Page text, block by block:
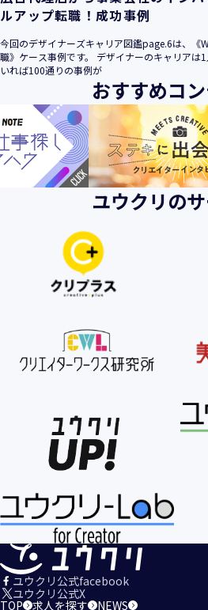
当社サービスにおいて、自ら入力
取得・収集させていただきます。
・電子メール、郵便、書面、電話
させていただく方法
当社に対し、電子メール、郵便、
て、ご提供いただいた個人情報を
いただきます。
・当社等へアクセスされた際に情
す。これらの情報には、利用される
話の種類、IPアドレスなどの情報
【個人情報の利用目的の公表】
当社は、個人情報を次の利用目的の
第１項及びJISQ15001:2017の附属
＜個人情報の利用目的＞
１．当社のサービスを提供するため
２．当社のサービスを安心・安全
備のため
３．当社のサービスの運営・管理の
４．当社のサービスに関するご案
５．当社、その他当社のサービスに
積、改善、研究開発のため
６．当社がおすすめする商品・サー
信・送付するため
７．当社とお客様の間での必要な連
８．当社のサービスに関する当社の
「規約等」といいます。）に違反す
ルアップ転職！成功事例
今回のデザイナーズキャリア図鑑page.6は、《
職》ケース事例です。 デザイナーのキャリアは
いれば100通りの事例が
おすすめコ
ユウクリの
ユウクリ公式facebook
ユウクリ公式X
TOP 求人を探す NEWS